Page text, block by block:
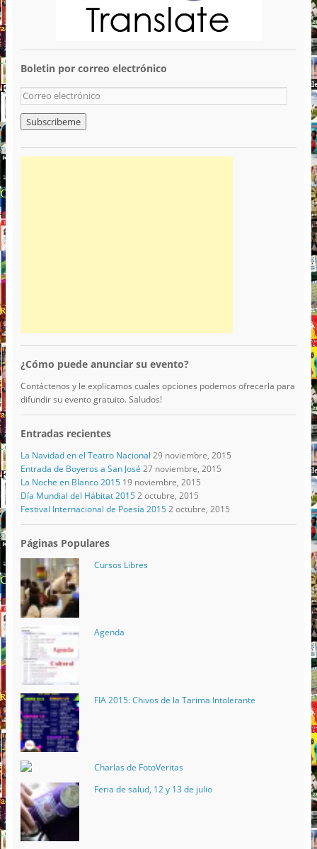
Boletin por correo electrónico
¿Cómo puede anunciar su evento?
Contáctenos y le explicamos cuales opciones podemos ofrecerla para
difundir su evento gratuito. Saludos!
Entradas recientes
La Navidad en el Teatro Nacional 29 noviembre, 2015
Entrada de Boyeros a San José 27 noviembre, 2015
La Noche en Blanco 2015 19 noviembre, 2015
Día Mundial del Hábitat 2015 2 octubre, 2015
Festival Internacional de Poesía 2015 2 octubre, 2015
Páginas Populares
Cursos Libres
Agenda
FIA 2015: Chivos de la Tarima Intolerante
Charlas de FotoVeritas
Feria de salud, 12 y 13 de julio